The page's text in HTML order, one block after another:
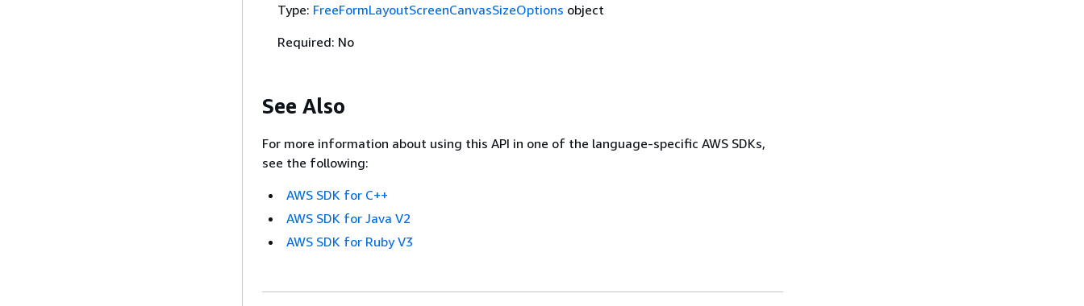
Type: FreeFormLayoutScreenCanvasSizeOptions object
Required: No
See Also
For more information about using this API in one of the language-specific AWS SDKs,
see the following:
AWS SDK for C++
AWS SDK for Java V2
AWS SDK for Ruby V3